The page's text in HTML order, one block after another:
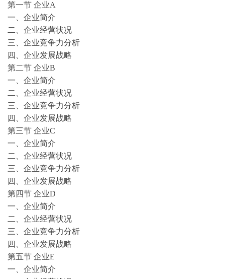
第一节 企业A
一、企业简介
二、企业经营状况
三、企业竞争力分析
四、企业发展战略
第二节 企业B
一、企业简介
二、企业经营状况
三、企业竞争力分析
四、企业发展战略
第三节 企业C
一、企业简介
二、企业经营状况
三、企业竞争力分析
四、企业发展战略
第四节 企业D
一、企业简介
二、企业经营状况
三、企业竞争力分析
四、企业发展战略
第五节 企业E
一、企业简介